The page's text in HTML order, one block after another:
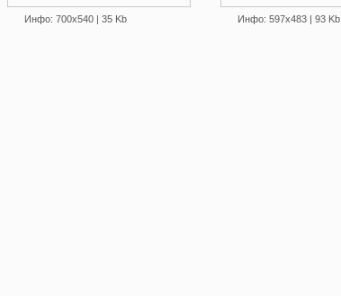
Инфо: 700х540 | 35 Kb Инфо: 597х483 | 93 Kb